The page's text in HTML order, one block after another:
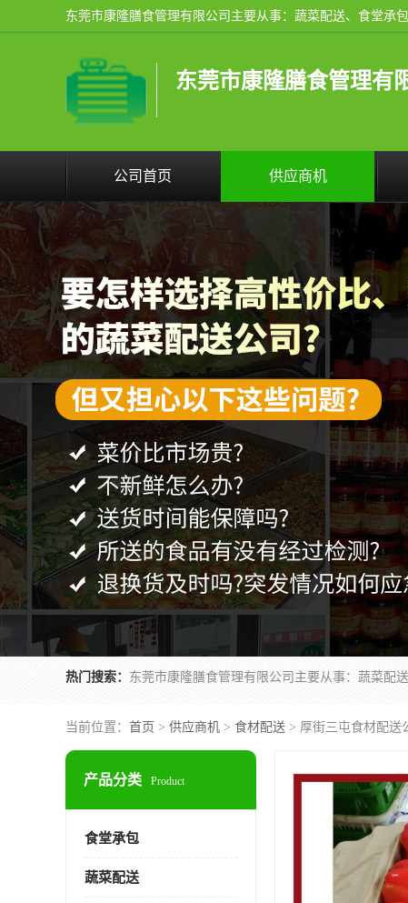
东莞市康隆膳食管理有
公司首页 供应商机
热门搜索：
当前位置： 首页 > 供应商机 > 食材配送 > 厚街三屯食材配送
产品分类 Product
食堂承包
蔬菜配送